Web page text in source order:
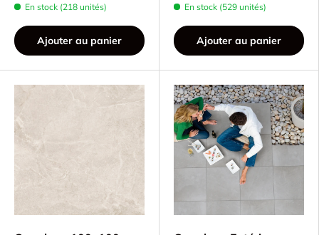
En stock (218 unités)
Ajouter au panier
En stock (529 unités)
Ajouter au panier